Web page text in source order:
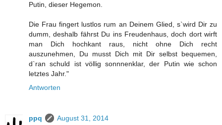
Putin, dieser Hegemon.
Die Frau fingert lustlos rum an Deinem Glied, s`wird Dir zu
dumm, deshalb fährst Du ins Freudenhaus, doch dort wirft
man Dich hochkant raus, nicht ohne Dich recht
auszunehmen, Du musst Dich mit Dir selbst bequemen,
d`ran schuld ist völlig sonnnenklar, der Putin wie schon
letztes Jahr."
Antworten
ppq
August 31, 2014